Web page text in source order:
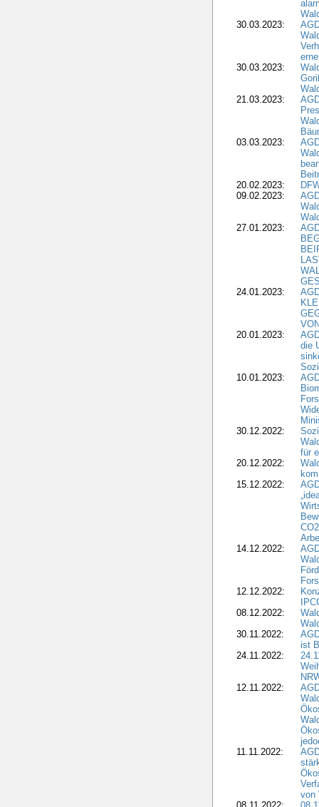
30.03.2023:
30.03.2023:
21.03.2023:
03.03.2023:
20.02.2023:
09.02.2023:
27.01.2023:
24.01.2023:
20.01.2023:
die
10.01.2023:
30.12.2022:
für
20.12.2022:
15.12.2022:
14.12.2022:
12.12.2022:
08.12.2022:
30.11.2022:
ist
24.11.2022:
12.11.2022:
11.11.2022:
von